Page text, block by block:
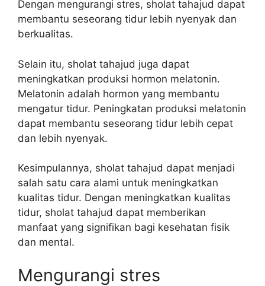
Dengan mengurangi stres, sholat tahajud dapat
membantu seseorang tidur lebih nyenyak dan
berkualitas.
Selain itu, sholat tahajud juga dapat
meningkatkan produksi hormon melatonin.
Melatonin adalah hormon yang membantu
mengatur tidur. Peningkatan produksi melatonin
dapat membantu seseorang tidur lebih cepat
dan lebih nyenyak.
Kesimpulannya, sholat tahajud dapat menjadi
salah satu cara alami untuk meningkatkan
kualitas tidur. Dengan meningkatkan kualitas
tidur, sholat tahajud dapat memberikan
manfaat yang signifikan bagi kesehatan fisik
dan mental.
Mengurangi stres